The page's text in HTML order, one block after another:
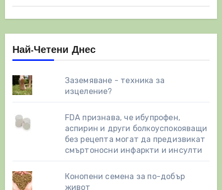
Най-Четени Днес
Заземяване - техника за
изцеление?
FDA признава, че ибупрофен,
аспирин и други болкоуспокояващи
без рецепта могат да предизвикат
смъртоносни инфаркти и инсулти
Конопени семена за по-добър
живот